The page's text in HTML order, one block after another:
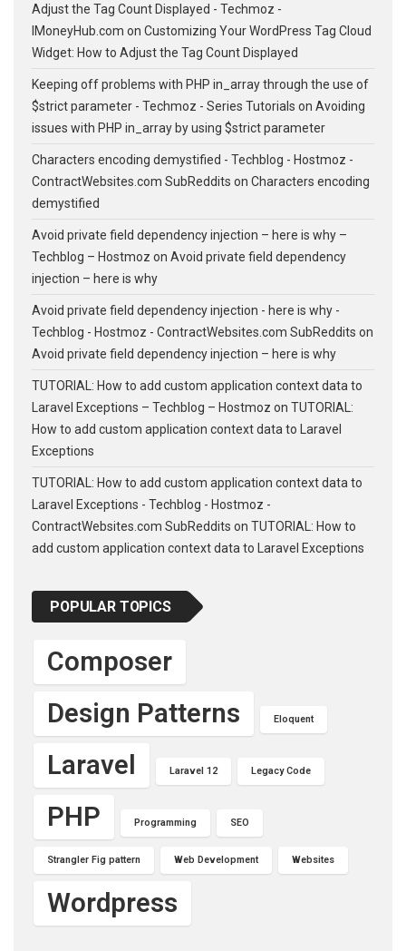
Adjust the Tag Count Displayed - Techmoz -
IMoneyHub.com on Customizing Your WordPress Tag Cloud
Widget: How to Adjust the Tag Count Displayed
Keeping off problems with PHP in_array through the use of
$strict parameter - Techmoz - Series Tutorials on Avoiding
issues with PHP in_array by using $strict parameter
Characters encoding demystified - Techblog - Hostmoz -
ContractWebsites.com SubReddits on Characters encoding
demystified
Avoid private field dependency injection – here is why –
Techblog – Hostmoz on Avoid private field dependency
injection – here is why
Avoid private field dependency injection - here is why -
Techblog - Hostmoz - ContractWebsites.com SubReddits on
Avoid private field dependency injection – here is why
TUTORIAL: How to add custom application context data to
Laravel Exceptions – Techblog – Hostmoz on TUTORIAL:
How to add custom application context data to Laravel
Exceptions
TUTORIAL: How to add custom application context data to
Laravel Exceptions - Techblog - Hostmoz -
ContractWebsites.com SubReddits on TUTORIAL: How to
add custom application context data to Laravel Exceptions
POPULAR TOPICS
Composer
Design Patterns
Eloquent
Laravel Laravel 12 Legacy Code
PHP Programming SEO
Strangler Fig pattern Web Development Websites
Wordpress